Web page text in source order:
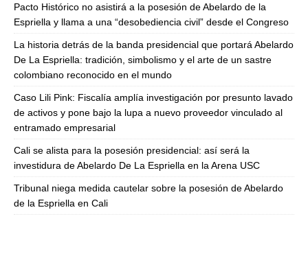
Pacto Histórico no asistirá a la posesión de Abelardo de la
Espriella y llama a una “desobediencia civil” desde el Congreso
La historia detrás de la banda presidencial que portará Abelardo
De La Espriella: tradición, simbolismo y el arte de un sastre
colombiano reconocido en el mundo
Caso Lili Pink: Fiscalía amplía investigación por presunto lavado
de activos y pone bajo la lupa a nuevo proveedor vinculado al
entramado empresarial
Cali se alista para la posesión presidencial: así será la
investidura de Abelardo De La Espriella en la Arena USC
Tribunal niega medida cautelar sobre la posesión de Abelardo
de la Espriella en Cali